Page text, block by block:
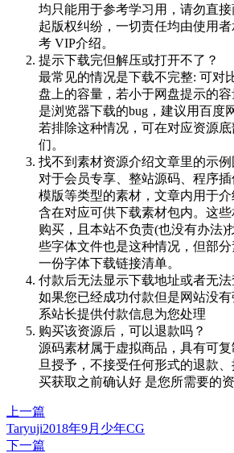
均只能用于参考学习用，请勿直接
起版权纠纷，一切责任均由使用
考 VIP介绍。
提示下载完但解压或打开不了？
最常见的情况是下载不完整: 可对
盘上的容量，若小于网盘提示的
是浏览器下载的bug，建议用百度
若排除这种情况，可在对应资源
们。
找不到素材资源介绍文章里的示例
对于会员专享、整站源码、程序
模版等类型的素材，文章内用于
含在对应可供下载素材包内。这
购买，且本站不负责(也没有办法)
些字体文件也是这种情况，但部
一份字体下载链接清单。
付款后无法显示下载地址或者无法
如果您已经成功付款但是网站没
系站长提供付款信息为您处理
购买该资源后，可以退款吗？
源码素材属于虚拟商品，具有可
旦授予，不接受任何形式的退款
买获取之前确认好 是您所需要的
上一篇
Taryuji2018年9月少年CG
下一篇